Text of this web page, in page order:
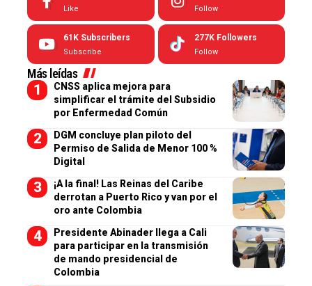
Like Follow
61K Subscribers
Subscribe
277K Followers
Follow
Más leídas
CNSS aplica mejora para
simplificar el trámite del Subsidio
por Enfermedad Común
DGM concluye plan piloto del
Permiso de Salida de Menor 100 %
Digital
¡A la final! Las Reinas del Caribe
derrotan a Puerto Rico y van por el
oro ante Colombia
Presidente Abinader llega a Cali
para participar en la transmisión
de mando presidencial de
Colombia